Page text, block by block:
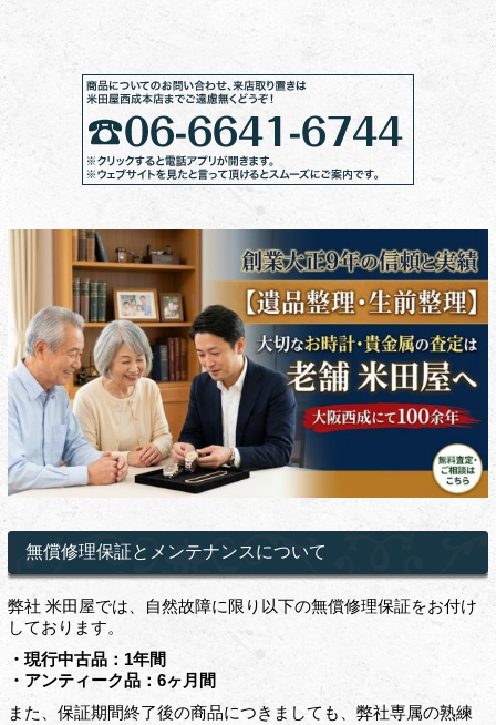
無償修理保証とメンテナンスについて
弊社 米田屋では、自然故障に限り以下の無償修理保証をお付け
しております。
・現行中古品：1年間
・アンティーク品：6ヶ月間
また、保証期間終了後の商品につきましても、弊社専属の熟練